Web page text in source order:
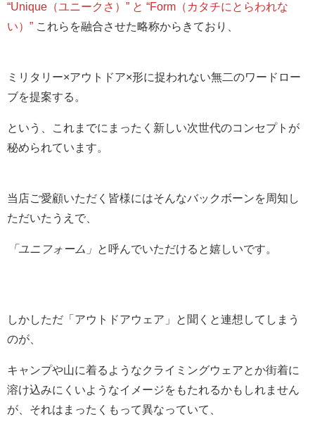
“Unique（ユニークさ）” と “Form（カタチにとらわれな
い）” これらを融合させた略称からきており、
ミリタリー×アウトドア×形に捉われない無二のワードロー
ブを提案する。
という、これまでにまったく新しい次世代のコンセプトが
秘められています。
当店ご愛顧いただく皆様にはそんなバックボーンを周知し
ただいたうえで、
「ユニフォーム」 と呼んでいただけると嬉しいです。
しかしただ「アウトドアウェア」と聞くと連想してしまう
のが、
キャンプや山に着るようなクライミングウェアとか街着に
溶け込みにくいようなイメージをもたれるかもしれません
が、それはまったくもって異なっていて、